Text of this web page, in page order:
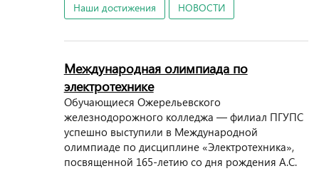
Наши достижения НОВОСТИ
Международная олимпиада по
электротехнике
Обучающиеся Ожерельевского
железнодорожного колледжа — филиал ПГУПС
успешно выступили в Международной
олимпиаде по дисциплине «Электротехника»,
посвященной 165-летию со дня рождения А.С.